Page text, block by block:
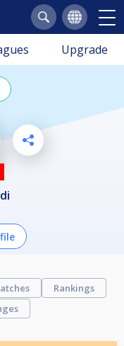
Upgrade
Rankings